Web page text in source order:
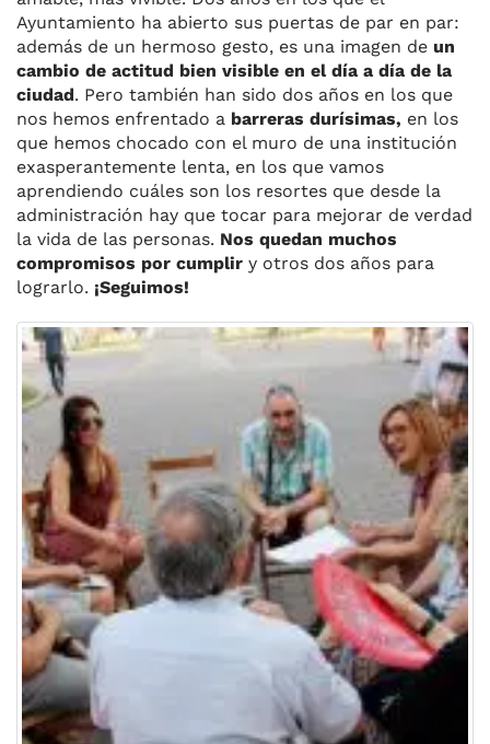
Ayuntamiento ha abierto sus puertas de par en par:
además de un hermoso gesto, es una imagen de un
cambio de actitud bien visible en el día a día de la
ciudad. Pero también han sido dos años en los que
nos hemos enfrentado a barreras durísimas, en los
que hemos chocado con el muro de una institución
exasperantemente lenta, en los que vamos
aprendiendo cuáles son los resortes que desde la
administración hay que tocar para mejorar de verdad
la vida de las personas. Nos quedan muchos
compromisos por cumplir y otros dos años para
lograrlo. ¡Seguimos!